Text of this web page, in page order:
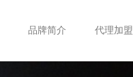
品牌简介 代理加盟